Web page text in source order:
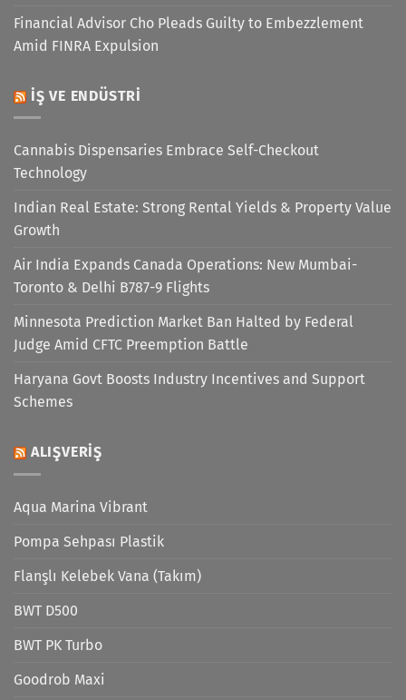
Financial Advisor Cho Pleads Guilty to Embezzlement
Amid FINRA Expulsion
İŞ VE ENDÜSTRI
Cannabis Dispensaries Embrace Self-Checkout
Technology
Indian Real Estate: Strong Rental Yields & Property Value
Growth
Air India Expands Canada Operations: New Mumbai-
Toronto & Delhi B787-9 Flights
Minnesota Prediction Market Ban Halted by Federal
Judge Amid CFTC Preemption Battle
Haryana Govt Boosts Industry Incentives and Support
Schemes
ALIŞVERIŞ
Aqua Marina Vibrant
Pompa Sehpası Plastik
Flanşlı Kelebek Vana (Takım)
BWT D500
BWT PK Turbo
Goodrob Maxi